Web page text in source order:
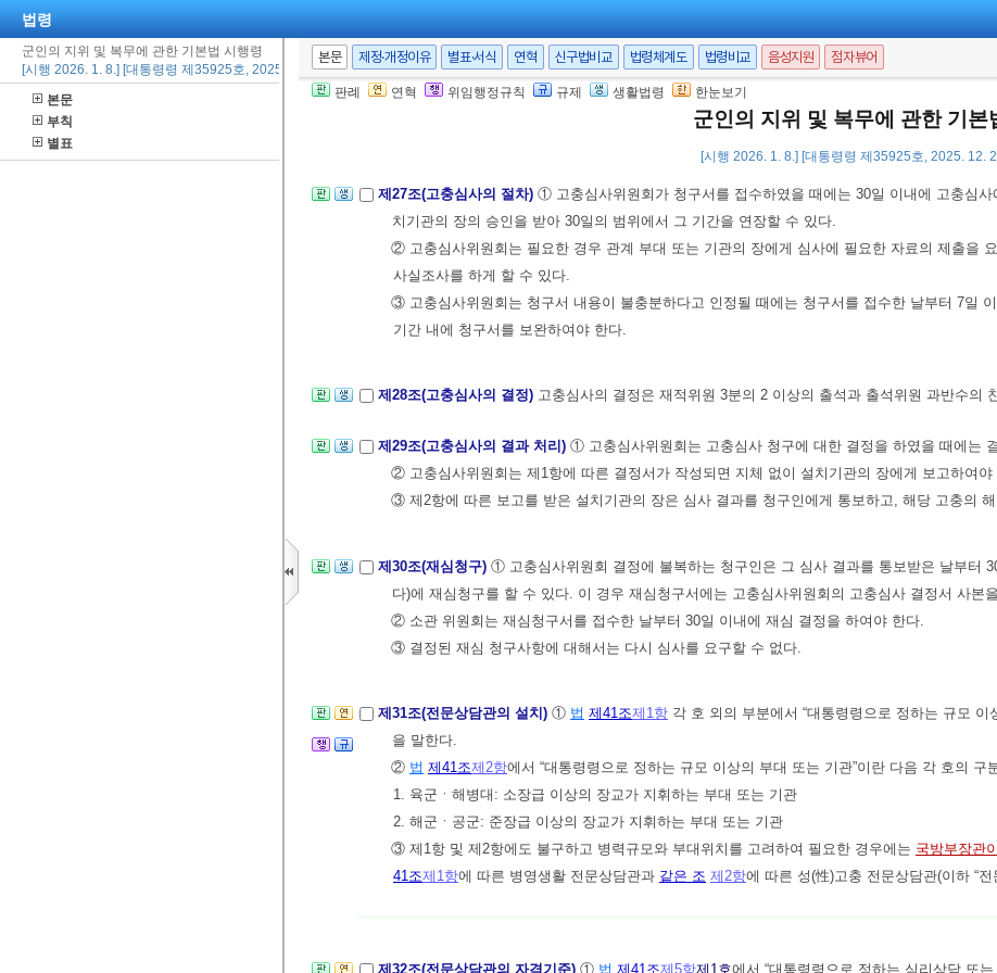
법령
군인의 지위 및 복무에 관한 기본법 시행령
[시행 2026. 1. 8.] [대통령령 제35925호, 2025. 12. 23., 일부개정]
본문
부칙
별표
본문 제정·개정이유 별표·서식 연혁 신구법비교 법령체계도 법령비교 음성지원 점자뷰어
판례 연혁 위임행정규칙 규제 생활법령 한눈보기
군인의 지위 및 복무에 관한 기본
[시행 2026. 1. 8.] [대통령령 제35925호, 2025. 12.
2. 계급, 군번 및 성명
3. 고충심사 청구내용
② 제1항에 따른 청구서를 제출받은 설치기관의 장은 지체 없이 소속 고충심사위원회에 회부하
③ 청구인은 청구서를 제출할 때 그 심사에 참고가 될 수 있는 자료나 문서를 첨부할 수 있다.
제27조(고충심사의 절차) ① 고충심사위원회가 청구서를 접수하였을 때에는 30일 이내에 고충심
치기관의 장의 승인을 받아 30일의 범위에서 그 기간을 연장할 수 있다.
② 고충심사위원회는 필요한 경우 관계 부대 또는 기관의 장에게 심사에 필요한 자료의 제출을
사실조사를 하게 할 수 있다.
③ 고충심사위원회는 청구서 내용이 불충분하다고 인정될 때에는 청구서를 접수한 날부터 7일
기간 내에 청구서를 보완하여야 한다.
제28조(고충심사의 결정) 고충심사의 결정은 재적위원 3분의 2 이상의 출석과 출석위원 과반수의
제29조(고충심사의 결과 처리) ① 고충심사위원회는 고충심사 청구에 대한 결정을 하였을 때에는
② 고충심사위원회는 제1항에 따른 결정서가 작성되면 지체 없이 설치기관의 장에게 보고하여야
③ 제2항에 따른 보고를 받은 설치기관의 장은 심사 결과를 청구인에게 통보하고, 해당 고충의
제30조(재심청구) ① 고충심사위원회 결정에 불복하는 청구인은 그 심사 결과를 통보받은 날부터
다)에 재심청구를 할 수 있다. 이 경우 재심청구서에는 고충심사위원회의 고충심사 결정서 사본
② 소관 위원회는 재심청구서를 접수한 날부터 30일 이내에 재심 결정을 하여야 한다.
③ 결정된 재심 청구사항에 대해서는 다시 심사를 요구할 수 없다.
제31조(전문상담관의 설치) ① 법 제41조제1항 각 호 외의 부분에서 “대통령령으로 정하는 규모
을 말한다.
② 법 제41조제2항에서 “대통령령으로 정하는 규모 이상의 부대 또는 기관”이란 다음 각 호의 구
1. 육군ㆍ해병대: 소장급 이상의 장교가 지휘하는 부대 또는 기관
2. 해군ㆍ공군: 준장급 이상의 장교가 지휘하는 부대 또는 기관
③ 제1항 및 제2항에도 불구하고 병력규모와 부대위치를 고려하여 필요한 경우에는 국방부장관
41조제1항에 따른 병영생활 전문상담관과 같은 조 제2항에 따른 성(性)고충 전문상담관(이하 “
제32조(전문상담관의 자격기준) ① 법 제41조제5항제1호에서 “대통령령으로 정하는 심리상담 또